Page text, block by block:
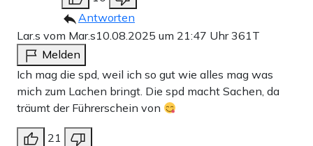
Antworten
Lar.s vom Mar.s10.08.2025 um 21:47 Uhr361T
Melden
Ich mag die spd, weil ich so gut wie alles mag was
mich zum Lachen bringt. Die spd macht Sachen, da
träumt der Führerschein von
21